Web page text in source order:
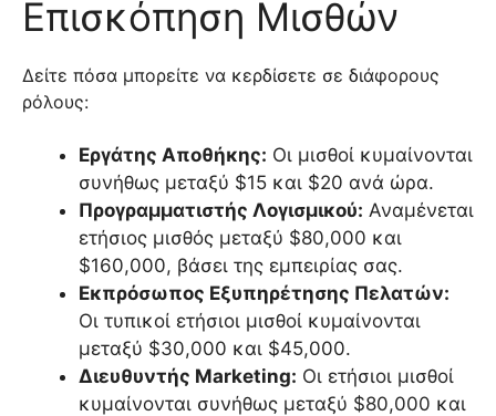
Επισκόπηση Μισθών
Δείτε πόσα μπορείτε να κερδίσετε σε διάφορους
ρόλους:
Εργάτης Αποθήκης: Οι μισθοί κυμαίνονται
συνήθως μεταξύ $15 και $20 ανά ώρα.
Προγραμματιστής Λογισμικού: Αναμένεται
ετήσιος μισθός μεταξύ $80,000 και
$160,000, βάσει της εμπειρίας σας.
Εκπρόσωπος Εξυπηρέτησης Πελατών:
Οι τυπικοί ετήσιοι μισθοί κυμαίνονται
μεταξύ $30,000 και $45,000.
Διευθυντής Marketing: Οι ετήσιοι μισθοί
κυμαίνονται συνήθως μεταξύ $80,000 και